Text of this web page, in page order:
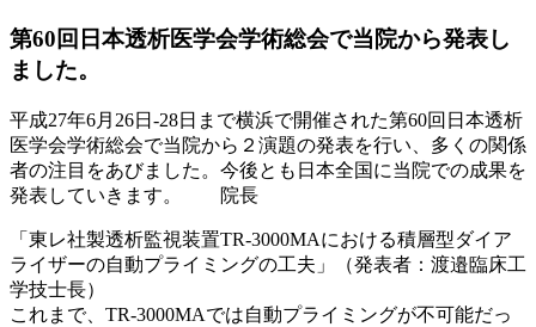
第60回日本透析医学会学術総会で当院から発表し
ました。
平成27年6月26日-28日まで横浜で開催された第60回日本透析
医学会学術総会で当院から２演題の発表を行い、多くの関係
者の注目をあびました。今後とも日本全国に当院での成果を
発表していきます。 院長
「東レ社製透析監視装置TR-3000MAにおける積層型ダイア
ライザーの自動プライミングの工夫」（発表者：渡邉臨床工
学技士長）
これまで、TR-3000MAでは自動プライミングが不可能だっ